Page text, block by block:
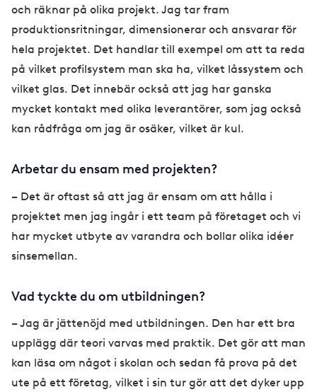
och räknar på olika projekt. Jag tar fram
produktionsritningar, dimensionerar och ansvarar för
hela projektet. Det handlar till exempel om att ta reda
på vilket profilsystem man ska ha, vilket låssystem och
vilket glas. Det innebär också att jag har ganska
mycket kontakt med olika leverantörer, som jag också
kan rådfråga om jag är osäker, vilket är kul.
Arbetar du ensam med projekten?
– Det är oftast så att jag är ensam om att hålla i
projektet men jag ingår i ett team på företaget och vi
har mycket utbyte av varandra och bollar olika idéer
sinsemellan.
Vad tyckte du om utbildningen?
– Jag är jättenöjd med utbildningen. Den har ett bra
upplägg där teori varvas med praktik. Det gör att man
kan läsa om något i skolan och sedan få prova på det
ute på ett företag, vilket i sin tur gör att det dyker upp